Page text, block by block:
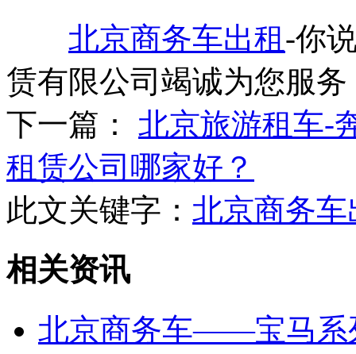
北京商务车出租-你
赁有限公司竭诚为您服务
下一篇： 北京旅游租车-
租赁公司哪家好？
此文关键字： 北京商务车
相关资讯
北京商务车——宝马系